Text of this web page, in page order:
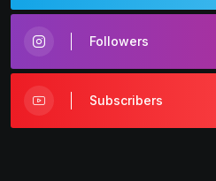
Followers
Subscribers